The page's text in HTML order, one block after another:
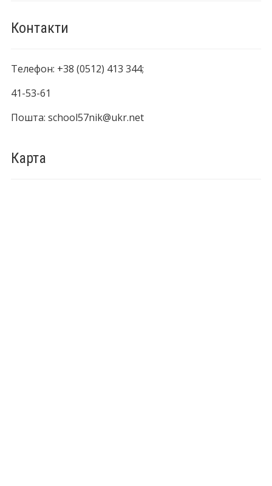
Контакти
Телефон: +38 (0512) 413 344;
41-53-61
Пошта: school57nik@ukr.net
Карта